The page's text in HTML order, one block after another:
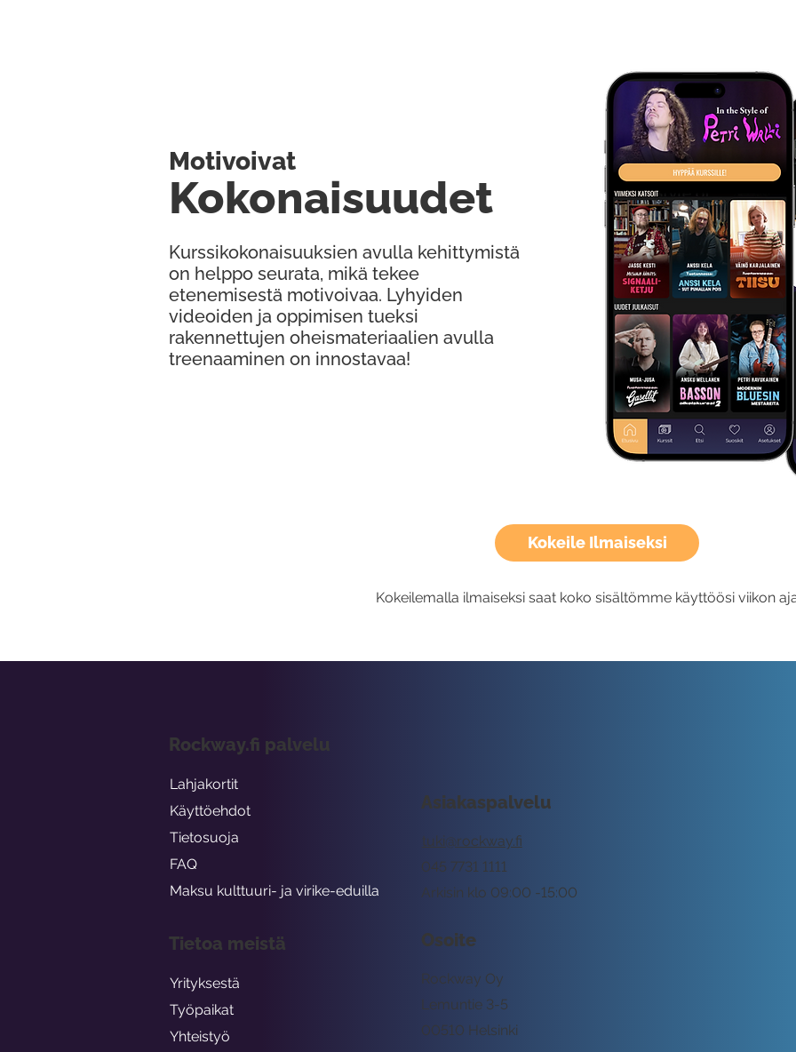
Kokeile Ilmaiseksi
Kokeilemalla ilmaiseksi saat koko sisältömme käyttöösi viikon
Kurssikokonaisuuksien avulla kehittymistä
on helppo seurata, mikä tekee
etenemisestä motivoivaa. Lyhyiden
videoiden ja oppimisen tueksi
rakennettujen oheismateriaalien avulla
treenaaminen on innostavaa!
Kokonaisuudet
Motivoivat
Asiakaspalvelu
tuki@rockway.fi
Arkisin klo 09:00 -15:00
045 7731 1111
Osoite
Rockway Oy
Lemuntie 3-5
00510 Helsinki
Rockway.fi palvelu
Lahjakortit
Käyttöehdot
Tietosuoja
FAQ
Maksu kulttuuri- ja virike-eduilla
Tietoa meistä
Yrityksestä
Työpaikat
Yhteistyö